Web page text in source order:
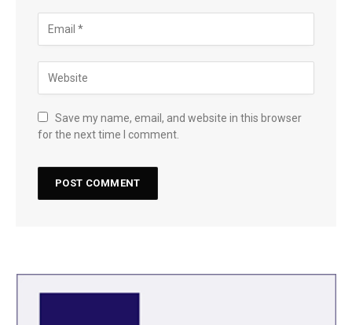
Save my name, email, and website in this browser
for the next time I comment.